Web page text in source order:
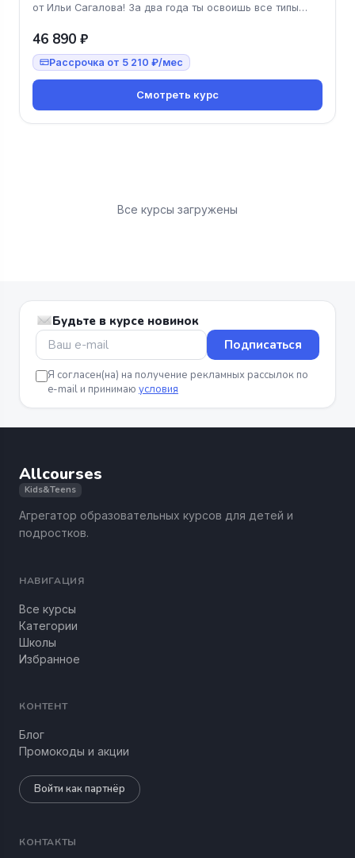
от Ильи Сагалова! За два года ты освоишь все типы
46 890 ₽
Рассрочка от 5 210 ₽/мес
Смотреть курс
Все курсы загружены
Будьте в курсе новинок
Подписаться
Я согласен(на) на получение рекламных рассылок по
e-mail и принимаю условия
Allcourses
Kids&Teens
Агрегатор образовательных курсов для детей и
подростков.
НАВИГАЦИЯ
Все курсы
Категории
Школы
Избранное
КОНТЕНТ
Блог
Промокоды и акции
Войти как партнёр
КОНТАКТЫ